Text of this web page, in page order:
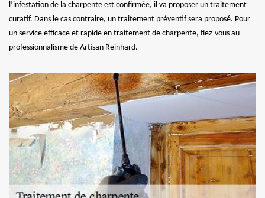
l’infestation de la charpente est confirmée, il va proposer un traitement
curatif. Dans le cas contraire, un traitement préventif sera proposé. Pour
un service efficace et rapide en traitement de charpente, fiez-vous au
professionnalisme de Artisan Reinhard.